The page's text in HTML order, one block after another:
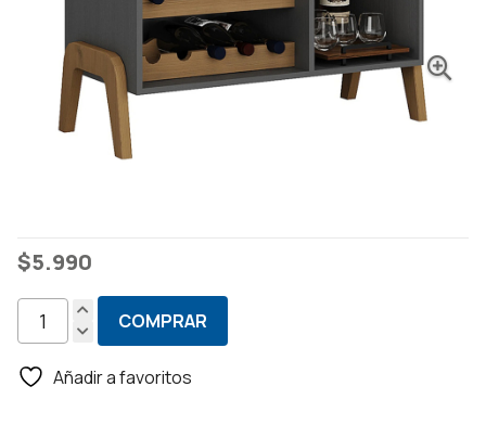
$5.990
Bar
Botellero
COMPRAR
Añadir a favoritos